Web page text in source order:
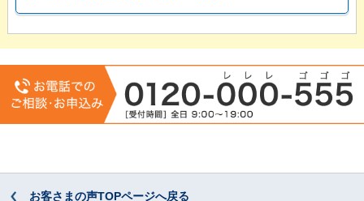
お客さまの声TOPページへ戻る